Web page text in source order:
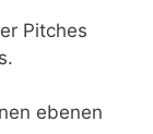
Pitches
ebenen